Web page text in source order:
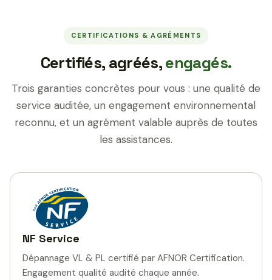
CERTIFICATIONS & AGRÉMENTS
Certifiés, agréés,engagés.
Trois garanties concrètes pour vous : une qualité de
service auditée, un engagement environnemental
reconnu, et un agrément valable auprès de toutes
les assistances.
NF Service
Dépannage VL & PL certifié par AFNOR Certification.
Engagement qualité audité chaque année.